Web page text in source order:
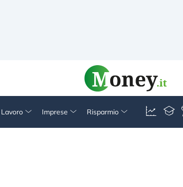
Imprese Risparmio